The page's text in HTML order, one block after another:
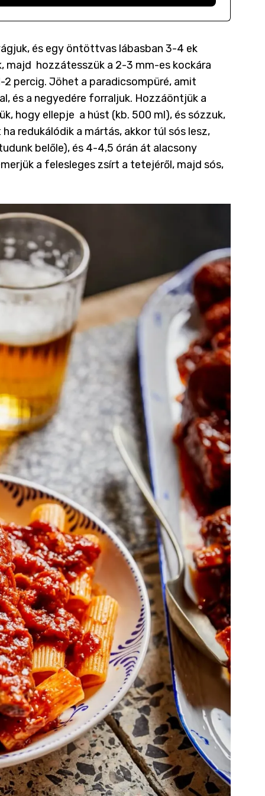
és egy öntöttvas lábasban 3-4 ek
majd hozzátesszük a 2-3 mm-es kockára
percig. Jöhet a paradicsompüré, amit
és a negyedére forraljuk. Hozzáöntjük a
hogy ellepje a húst (kb. 500 ml), és sózzuk,
redukálódik a mártás, akkor túl sós lesz,
belőle), és 4-4,5 órán át alacsony
a felesleges zsírt a tetejéről, majd sós,